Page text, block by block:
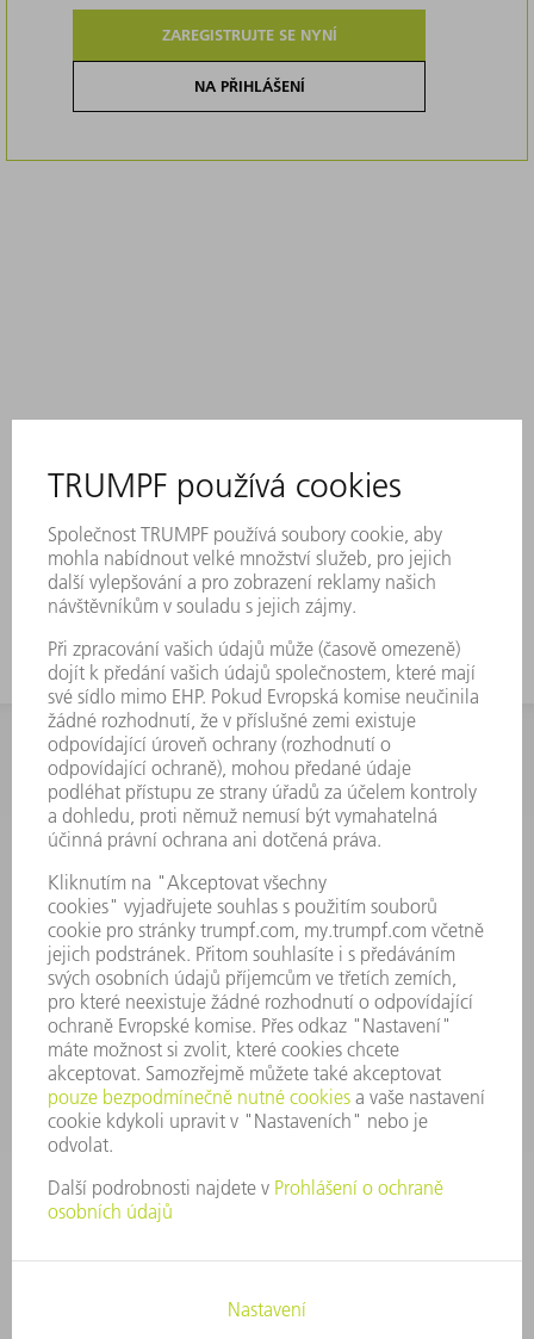
ZAREGISTRUJTE SE NYNÍ
NA PŘIHLÁŠENÍ
INFORMACE
Často kladené dotazy
Všeobecné obchodní podmínky
KONTAKTNÍ ÚDAJE
Náhradní díly
+420 251 106 254
Po - čt 8:00 - 17:00
Pá 8:00 - 16:00
ND@trumpf.com
KONTAKTNÍ ÚDAJE
Nástroje
+420 251 106 250
Po - pá 8:00 - 16:00
nastroje@trumpf.com